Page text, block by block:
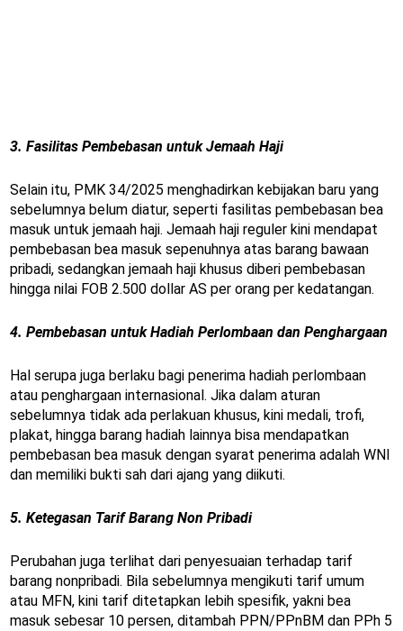
3. Fasilitas Pembebasan untuk Jemaah Haji
Selain itu, PMK 34/2025 menghadirkan kebijakan baru yang
sebelumnya belum diatur, seperti fasilitas pembebasan bea
masuk untuk jemaah haji. Jemaah haji reguler kini mendapat
pembebasan bea masuk sepenuhnya atas barang bawaan
pribadi, sedangkan jemaah haji khusus diberi pembebasan
hingga nilai FOB 2.500 dollar AS per orang per kedatangan.
4. Pembebasan untuk Hadiah Perlombaan dan Penghargaan
Hal serupa juga berlaku bagi penerima hadiah perlombaan
atau penghargaan internasional. Jika dalam aturan
sebelumnya tidak ada perlakuan khusus, kini medali, trofi,
plakat, hingga barang hadiah lainnya bisa mendapatkan
pembebasan bea masuk dengan syarat penerima adalah WNI
dan memiliki bukti sah dari ajang yang diikuti.
5. Ketegasan Tarif Barang Non Pribadi
Perubahan juga terlihat dari penyesuaian terhadap tarif
barang nonpribadi. Bila sebelumnya mengikuti tarif umum
atau MFN, kini tarif ditetapkan lebih spesifik, yakni bea
masuk sebesar 10 persen, ditambah PPN/PPnBM dan PPh 5